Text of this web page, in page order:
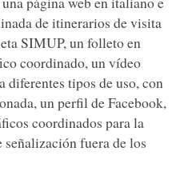
de itinerarios de visita
SIMUP, un folleto en
coordinado, un vídeo
tipos de uso, con
un perfil de Facebook,
coordinados para la
fuera de los